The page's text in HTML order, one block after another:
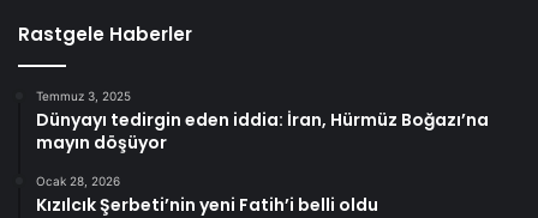
Rastgele Haberler
Temmuz 3, 2025
Dünyayı tedirgin eden iddia: İran, Hürmüz Boğazı’na
mayın döşüyor
Ocak 28, 2026
Kızılcık Şerbeti’nin yeni Fatih’i belli oldu